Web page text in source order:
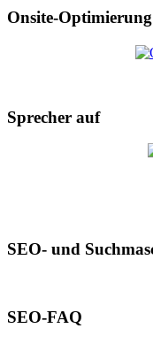
Onsite-Optimierung
Sprecher auf
SEO- und
SEO-FAQ